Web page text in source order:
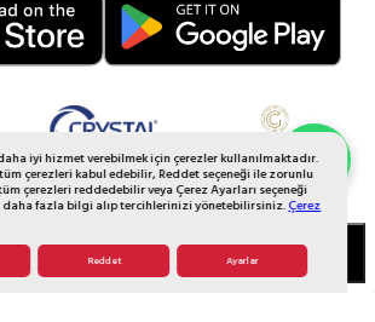
iyi hizmet verebilmek için çerezler kullanılmaktadır.
çerezleri kabul edebilir, Reddet seçeneği ile zorunlu
çerezleri reddedebilir veya Çerez Ayarları seçeneği
daha fazla bilgi alıp tercihlerinizi yönetebilirsiniz.Çerez
Reddet Ayarlar
SEPETE EKLE
Hakkı Saklıdır. Galerikristal.com.tr
Whatsapp Sipariş